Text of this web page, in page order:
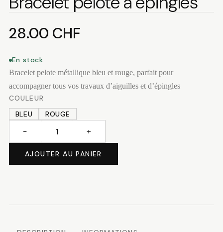
28.00 CHF
En stock
Bracelet pelote métallique bleu et rouge, parfait pour
accompagner tous vos travaux d’aiguilles et d’épingles
COULEUR
BLEU
ROUGE
Bracelet
épingles
− +
AJOUTER AU PANIER